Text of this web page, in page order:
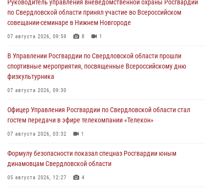
Руководитель управления вневедомственной охраны Росгвардии
по Свердловской области принял участие во Всероссийском
совещании-семинаре в Нижнем Новгороде
07 августа 2026, 09:59 8 1
В Управлении Росгвардии по Свердловской области прошли
спортивные мероприятия, посвященные Всероссийскому дню
физкультурника
07 августа 2026, 09:30
Офицер Управления Росгвардии по Свердловской области стал
гостем передачи в эфире телекомпании «Телекон»
07 августа 2026, 03:32 1
Формулу безопасности показал спецназ Росгвардии юным
динамовцам Свердловской области
05 августа 2026, 12:27 4